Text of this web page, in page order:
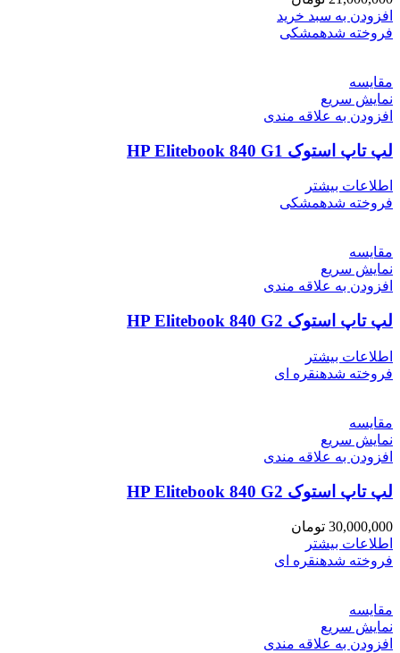
افزودن به سبد خرید
فروخته شدهمشکی
مقايسه
نمایش سریع
افزودن به علاقه مندی
لپ تاپ استوک HP Elitebook 840 G1
اطلاعات بیشتر
فروخته شدهمشکی
مقايسه
نمایش سریع
افزودن به علاقه مندی
لپ تاپ استوک HP Elitebook 840 G2
اطلاعات بیشتر
فروخته شدهنقره ای
مقايسه
نمایش سریع
افزودن به علاقه مندی
لپ تاپ استوک HP Elitebook 840 G2
30,000,000 تومان
اطلاعات بیشتر
فروخته شدهنقره ای
مقايسه
نمایش سریع
افزودن به علاقه مندی